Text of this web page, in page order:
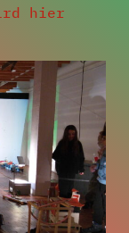
hier